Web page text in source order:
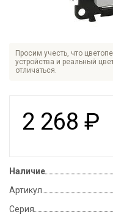
Просим учесть, что
устройства и реальный
отличаться.
2 268 ₽
Наличие
Артикул
Серия